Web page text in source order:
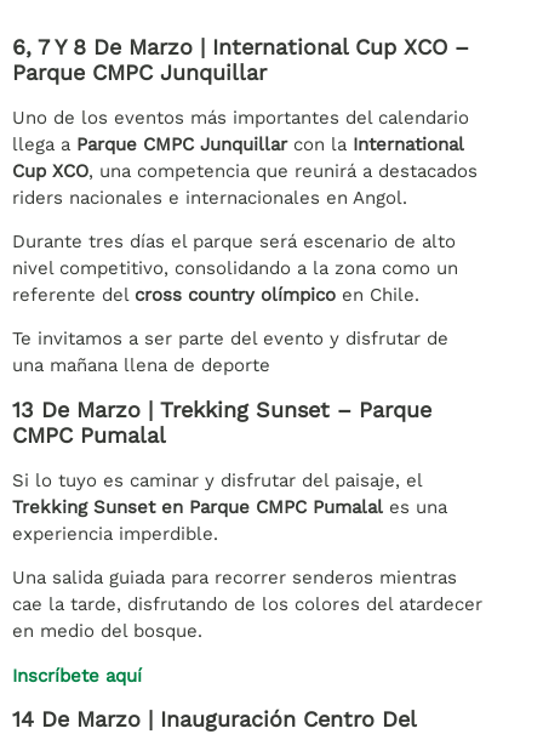
6, 7 Y 8 De Marzo | International Cup XCO –
Parque CMPC Junquillar
Uno de los eventos más importantes del calendario
llega a Parque CMPC Junquillarcon la International
Cup XCO, una competencia que reunirá a destacados
riders nacionales e internacionales en Angol.
Durante tres días el parque será escenario de alto
nivel competitivo, consolidando a la zona como un
referente del cross country olímpico en Chile.
Te invitamos a ser parte del evento y disfrutar de
una mañana llena de deporte
13 De Marzo | Trekking Sunset – Parque
CMPC Pumalal
Si lo tuyo es caminar y disfrutar del paisaje, el
Trekking Sunset en Parque CMPC Pumalal es una
experiencia imperdible.
Una salida guiada para recorrer senderos mientras
cae la tarde, disfrutando de los colores del atardecer
en medio del bosque.
Inscríbete aquí
14 De Marzo | Inauguración Centro Del